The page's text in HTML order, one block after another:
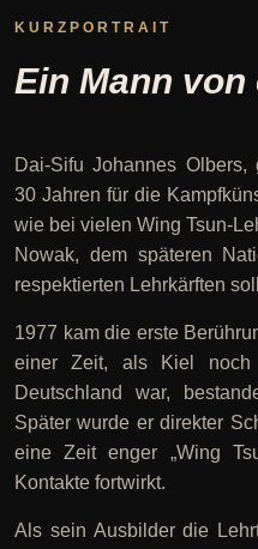
KURZPORTRAIT
Ein Mann
Dai-Sifu Johannes
30 Jahren für die
wie bei vielen Wing Tsun-
Nowak, dem späteren
respektierten Lehrkärften
1977 kam die erste
einer Zeit, als Kiel noch
Deutschland war,
Später wurde er direkter
eine Zeit enger „Wing
Kontakte fortwirkt.
Als sein Ausbilder die